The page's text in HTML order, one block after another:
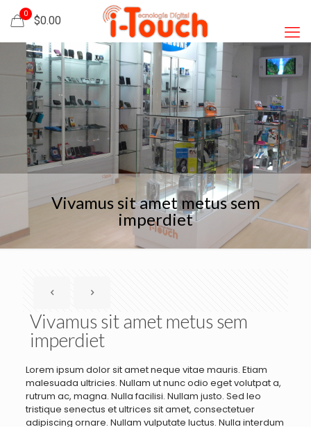
0
$0.00
Vivamus sit amet metus sem
imperdiet
Vivamus sit amet metus sem
imperdiet
Lorem ipsum dolor sit amet neque vitae mauris. Etiam
malesuada ultricies. Nullam ut nunc odio eget volutpat a,
rutrum ac, magna. Nulla facilisi. Nullam justo. Sed leo
tristique senectus et ultrices sit amet, consectetuer
adipiscing ornare. Nullam vulputate luctus. Nulla interdum